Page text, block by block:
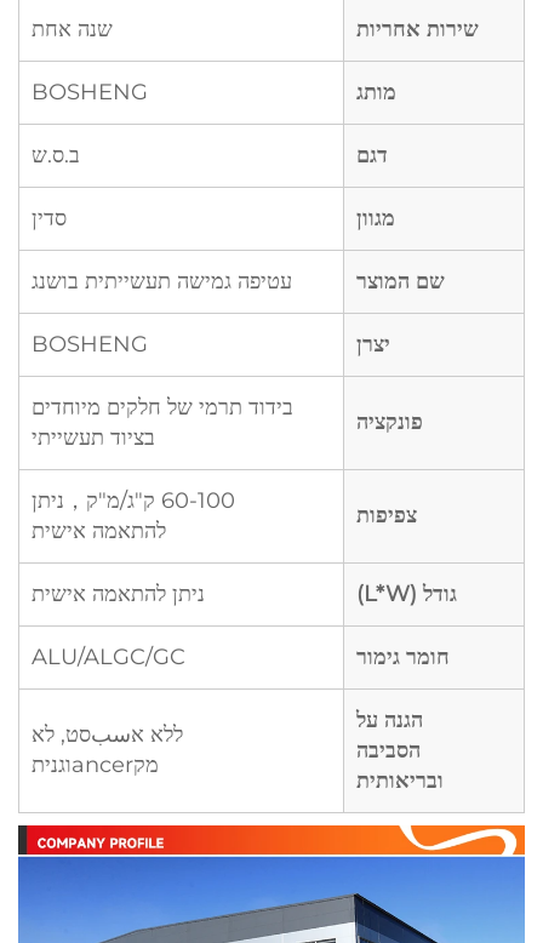
שירות אחריות שנה אחת
מותג BOSHENG
דגם ב.ס.ש
מגוון סדין
שם המוצר עטיפה גמישה תעשייתית בושנג
יצרן BOSHENG
פונקציה
בידוד תרמי של חלקים מיוחדים
בציוד תעשייתי
צפיפות
60-100 ק"ג/מ"ק，ניתן
להתאמה אישית
גודל (L*W) ניתן להתאמה אישית
חומר גימור ALU/ALGC/GC
הגנה על
הסביבה
ובריאותית
ללא אسبסט, לא
מקancerוגנית